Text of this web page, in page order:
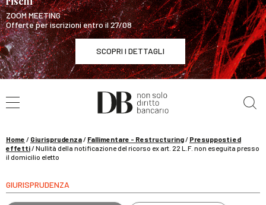
ZOOM MEETING
Offerte per iscrizioni entro il 27/08
SCOPRI I DETTAGLI
WEBINAR / 17 settembre
La governance dell’Intelligenza Artificiale
Home / Giurisprudenza/ Fallimentare - Restructuring/ Presupposti ed
effetti/Nullità della notificazione del ricorso ex art. 22 L.F. non eseguita presso
il domicilio eletto
GIURISPRUDENZA